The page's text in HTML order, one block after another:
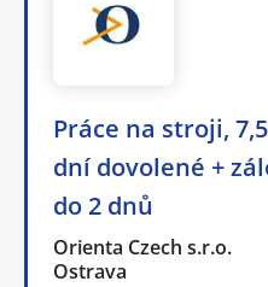
Práce na stroji,
dní dovolené +
do 2 dnů
Orienta Czech s.r.o.
Ostrava